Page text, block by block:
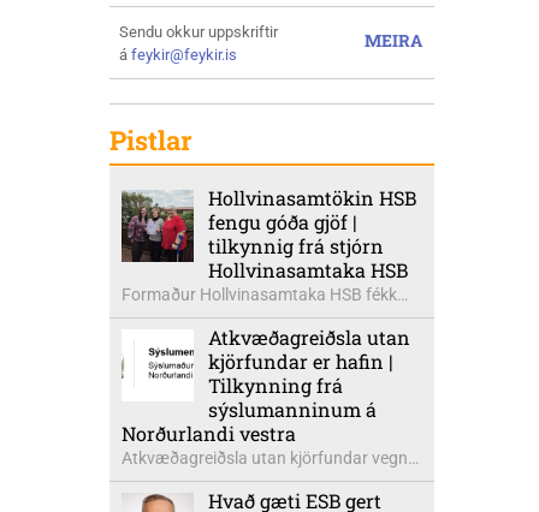
MEIRA
Sendu okkur uppskriftir
á feykir@feykir.is
Pistlar
Hollvinasamtökin HSB
fengu góða gjöf |
tilkynnig frá stjórn
Hollvinasamtaka HSB
Formaður Hollvinasamtaka HSB fékk
heldur betur góða heimsók þann 5.
ágúst síðastliðinn. Þarna voru mættar
þær Ingibjörg á Auðólfsstöðum
formaður Kvenfélags
Bólstaðarhlíðarhrepps og Guðrún á
Auðkúlu formaður Kvenfélags
Svínavatnshrepps. Afhentu þær
Sigurlaugu Þóru gjafabréf að upphæð
Atkvæðagreiðsla utan
kjörfundar er hafin |
Tilkynning frá
sýslumanninum á
Norðurlandi vestra
Atkvæðagreiðsla utan kjörfundar vegna
þjóðaratkvæðagreiðslu um
aðildarviðræður við ESB er hafin. Greiða
Hvað gæti ESB gert